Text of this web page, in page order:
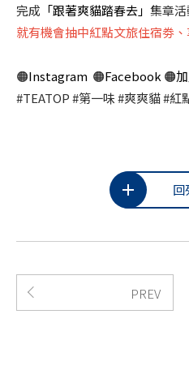
完成 「跟著爽貓踏春去」 集章
就有機會抽中紅點文旅住宿劵
🟠Instagram 🟠Facebook 🟠
#TEATOP #第一味 #爽爽貓 #紅
回
PREV